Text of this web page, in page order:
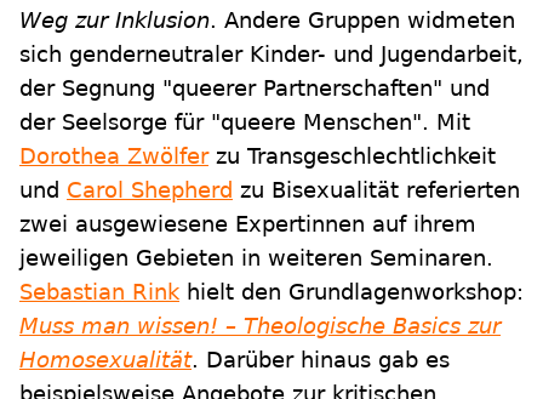
Weg zur Inklusion. Andere Gruppen widmeten
sich genderneutraler Kinder- und Jugendarbeit,
der Segnung "queerer Partnerschaften" und
der Seelsorge für "queere Menschen". Mit
Dorothea Zwölferzu Transgeschlechtlichkeit
und Carol Shepherd zu Bisexualität referierten
zwei ausgewiesene Expertinnen auf ihrem
jeweiligen Gebieten in weiteren Seminaren.
Sebastian Rink hielt den Grundlagenworkshop:
Muss man wissen! – Theologische Basics zur
Homosexualität. Darüber hinaus gab es
beispielsweise Angebote zur kritischen